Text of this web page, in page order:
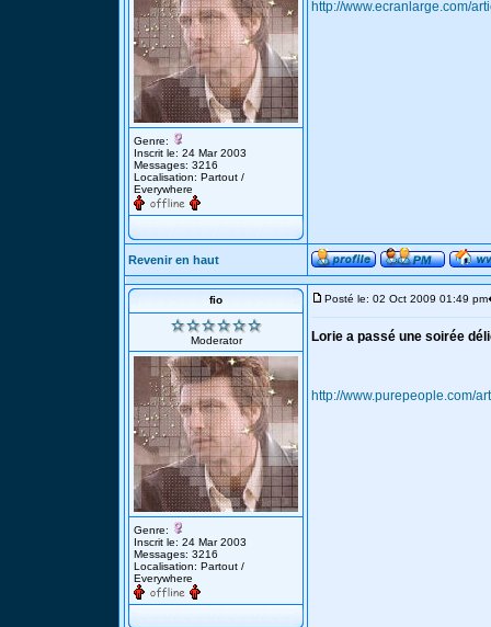
Genre:
Inscrit le: 24 Mar 2003
Messages: 3216
Localisation: Partout /
Everywhere
http://www.ecranlarge.com/
Revenir en haut
fio
Moderator
Genre:
Inscrit le: 24 Mar 2003
Messages: 3216
Localisation: Partout /
Everywhere
Posté le: 02 Oct 2009 01:49 pm
Lorie a passé une soirée
http://www.purepeople.com/